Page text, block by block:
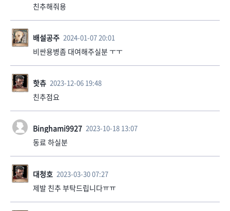
친추해줘용
배설공주 2024-01-07 20:01
비싼용병좀 대여해주실분 ㅜㅜ
핫츄 2023-12-06 19:48
친추점요
Binghami9927 2023-10-18 13:07
동료 하실분
대청호 2023-03-30 07:27
제발 친추 부탁드립니다ㅠㅠ